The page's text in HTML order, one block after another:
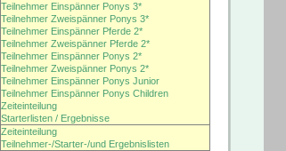
Teilnehmer Einspänner Ponys 3*
Teilnehmer Zweispänner Ponys 3*
Teilnehmer Einspänner Pferde 2*
Teilnehmer Zweispänner Pferde 2*
Teilnehmer Einspänner Ponys 2*
Teilnehmer Zweispänner Ponys 2*
Teilnehmer Einspänner Ponys Junior
Teilnehmer Einspänner Ponys Children
Zeiteinteilung
Starterlisten / Ergebnisse
Zeiteinteilung
Teilnehmer-/Starter-/und Ergebnislisten